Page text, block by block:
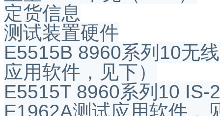
定货信息
测试装置硬件
E5515B 8960系列10无
应用软件，见下）
E5515T 8960系列10 IS-
E1962A测试应用软件，